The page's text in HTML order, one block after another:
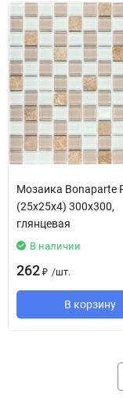
Мозаика Bonaparte
(25х25х4) 300х300,
глянцевая
В наличии
262 ₽ /шт.
В корзину